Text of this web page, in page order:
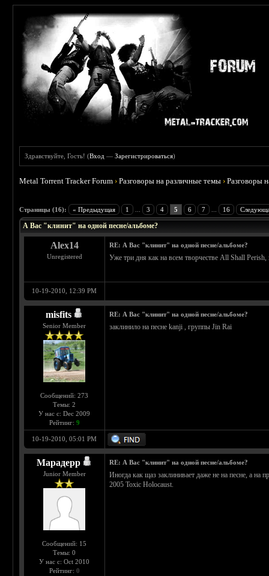
Здравствуйте, Гость! (Вход —Зарегистрироваться)
Metal Torrent Tracker Forum ›Разговоры на различные темы ›Разговоры
Страницы (16): « Предыдущая 1 3 4 5 6 7 16
А Вас "клинит" на одной песне/альбоме?
Alex14
Unregistered
RE: А Вас "клинит" на одной песне/альбоме?
Уже три дня как на всем творчестве All Shall
10-19-2010, 12:39 PM
misfits
Senior Member
Сообщений: 273
Темы: 2
У нас с: Dec 2009
Рейтинг: 9
RE: А Вас "клинит" на одной песне/альбоме?
заклинило на песне kanji , группы Jin Rai
10-19-2010, 05:01 PM
Марадерр
Junior Member
Сообщений: 15
Темы: 0
У нас с: Oct 2010
Рейтинг: 0
RE: А Вас "клинит" на одной песне/альбоме?
Иногда как щаз заклинивает даже не на песне, а
2005 Toxic Holocaust.